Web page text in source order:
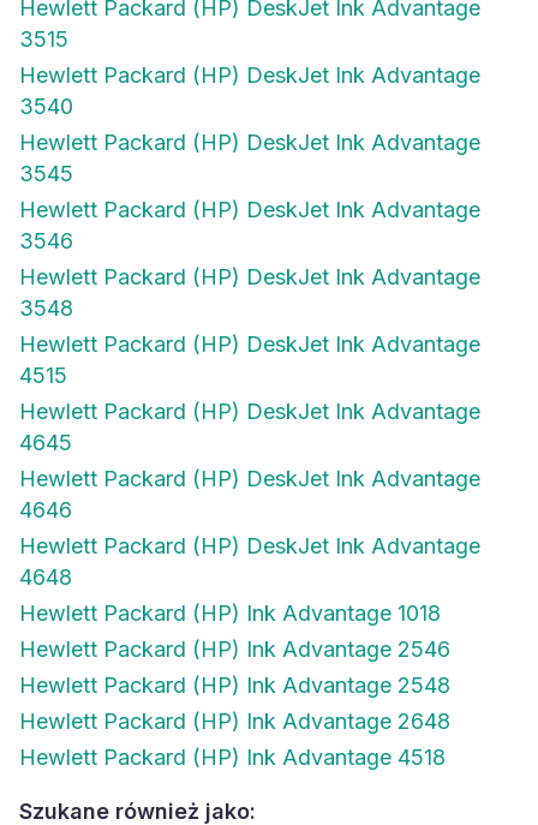
Hewlett Packard (HP) DeskJet Ink Advantage
3515
Hewlett Packard (HP) DeskJet Ink Advantage
3540
Hewlett Packard (HP) DeskJet Ink Advantage
3545
Hewlett Packard (HP) DeskJet Ink Advantage
3546
Hewlett Packard (HP) DeskJet Ink Advantage
3548
Hewlett Packard (HP) DeskJet Ink Advantage
4515
Hewlett Packard (HP) DeskJet Ink Advantage
4645
Hewlett Packard (HP) DeskJet Ink Advantage
4646
Hewlett Packard (HP) DeskJet Ink Advantage
4648
Hewlett Packard (HP) Ink Advantage 1018
Hewlett Packard (HP) Ink Advantage 2546
Hewlett Packard (HP) Ink Advantage 2548
Hewlett Packard (HP) Ink Advantage 2648
Hewlett Packard (HP) Ink Advantage 4518
Szukane również jako: